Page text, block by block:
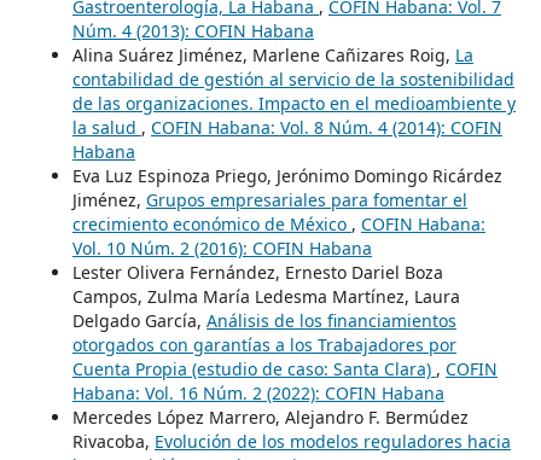
Gastroenterología, La Habana , COFIN Habana: Vol. 7
Núm. 4 (2013): COFIN Habana
Alina Suárez Jiménez, Marlene Cañizares Roig, La
contabilidad de gestión al servicio de la sostenibilidad
de las organizaciones. Impacto en el medioambiente y
la salud , COFIN Habana: Vol. 8 Núm. 4 (2014): COFIN
Habana
Eva Luz Espinoza Priego, Jerónimo Domingo Ricárdez
Jiménez, Grupos empresariales para fomentar el
crecimiento económico de México , COFIN Habana:
Vol. 10 Núm. 2 (2016): COFIN Habana
Lester Olivera Fernández, Ernesto Dariel Boza
Campos, Zulma María Ledesma Martínez, Laura
Delgado García, Análisis de los financiamientos
otorgados con garantías a los Trabajadores por
Cuenta Propia (estudio de caso: Santa Clara) , COFIN
Habana: Vol. 16 Núm. 2 (2022): COFIN Habana
Mercedes López Marrero, Alejandro F. Bermúdez
Rivacoba, Evolución de los modelos reguladores hacia